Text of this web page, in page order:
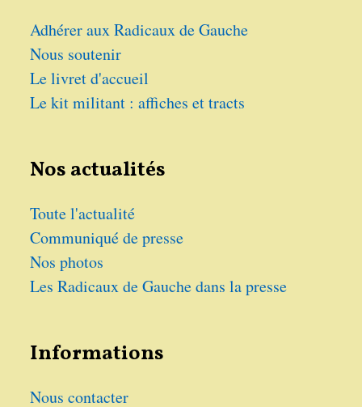
Adhérer aux Radicaux de Gauche
Nous soutenir
Le livret d'accueil
Le kit militant : affiches et tracts
Nos actualités
Toute l'actualité
Communiqué de presse
Nos photos
Les Radicaux de Gauche dans la presse
Informations
Nous contacter